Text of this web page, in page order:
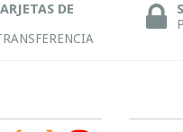
DE